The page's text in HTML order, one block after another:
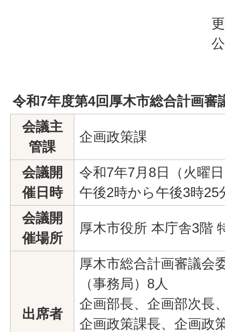
令和7年度第4回厚木市総合計画審
会議主
管課
企画政策課
会議開
催日時
令和7年7月8日（火曜
午後2時から午後3時25
会議開
催場所
厚木市役所 本庁舎3階
出席者
厚木市総合計画審議会
（事務局）8人
企画部長、企画部次長
企画政策課長、企画政